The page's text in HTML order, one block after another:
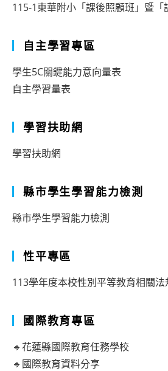
115-1東華附小「課後照顧班」暨「
自主學習專區
學生5C關鍵能力意向量表
自主學習量表
學習扶助網
學習扶助網
縣市學生學習能力檢測
縣市學生學習能力檢測
性平專區
113學年度本校性別平等教育相關法
國際教育專區
🔹花蓮縣國際教育任務學校
🔹國際教育資料分享